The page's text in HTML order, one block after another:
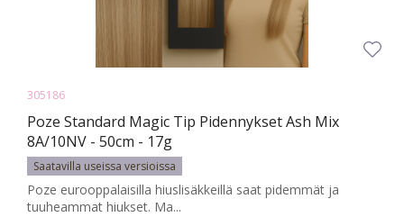
305186
Poze Standard Magic Tip Pidennykset Ash Mix
8A/10NV - 50cm - 17g
Saatavilla useissa versioissa
Poze eurooppalaisilla hiuslisäkkeillä saat pidemmät ja
tuuheammat hiukset. Ma...